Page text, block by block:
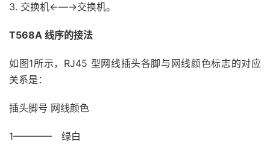
3. 交换机←—→交换机。
T568A 线序的接法
如图1所示，RJ45 型网线插头各脚与网线颜色标志的对应
关系是：
插头脚号 网线颜色
1———— 绿白